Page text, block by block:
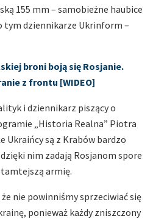
155 mm – samobieżne haubice
tym dziennikarze Ukrinform –
broni boją się Rosjanie.
z frontu [WIDEO]
i dziennikarz piszący o
„Historia Realna” Piotra
Ukraińcy są z Krabów bardzo
nim zadają Rosjanom spore
armię.
nie powinniśmy sprzeciwiać się
ponieważ każdy zniszczony